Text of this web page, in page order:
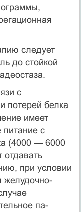
следует
до стойкой
с
белка
имеет
с
(4000 — 6000
отдавать
при условии
желудочно-
па-